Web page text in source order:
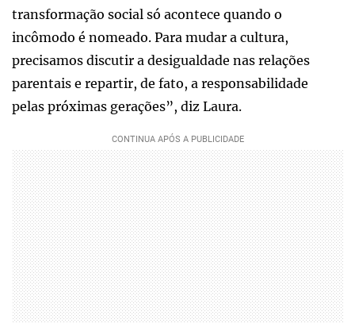
transformação social só acontece quando o
incômodo é nomeado. Para mudar a cultura,
precisamos discutir a desigualdade nas relações
parentais e repartir, de fato, a responsabilidade
pelas próximas gerações”, diz Laura.